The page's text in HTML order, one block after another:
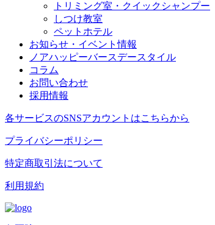
トリミング室・クイックシャンプー
しつけ教室
ペットホテル
お知らせ・イベント情報
ノアハッピーバースデースタイル
コラム
お問い合わせ
採用情報
各サービスのSNSアカウントはこちらから
プライバシーポリシー
特定商取引法について
利用規約